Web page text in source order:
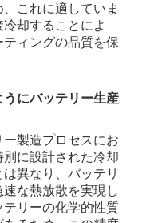
これに適していま
却することによ
ィングの品質を保
にバッテリー生産
製造プロセスにお
に設計された冷却
異なり、バッテリ
な熱放散を実現し
テリーの化学的性質